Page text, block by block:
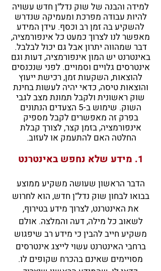
למידה והבנה של שוק נדל"ן חדש עשויה
להיות עבודה מפרכת ומעמיקה שנדרש
להשקיע בה זמן רב וכסף. עידן המידע
מאפשר לנו לצרוך כמעט כל אינפורמציה,
דבר שמהווה יתרון אבל גם יכול לבלבל.
באינטרנט יש המון אינפורמציה, דעות וגם
אינטרסים גלויים וסמויים. לפני שנכנסים
להוצאות, השקעות זמן, רכישת ייעוץ
והוצאות טיסה, כדאי יהיה לעשות בחינת
שוק ראשונית ולקבל תמונת מצב לגבי
השוק. שימוש ב-5 הצעדים הנתונים
בפרק זה מאפשרים לקבל מספיק
אינפורמציה, בזמן קצר, לצורך קבלת
החלטה האם להתעמק או לעזוב.
1. מידע שלא נחפש באינטרנט
הדבר הראשון שעושה משקיע ממוצע
בבואו לבחון שוק נדל"ן חדש, הוא לחרוש
את האינטרנט, לצרוך מידע בטירוף,
לשאוב כל מילה, דעה והמלצה. אולם
משקיע חייב להבין כי מידע רב שיפגוש
ברחבי האינטרנט עשוי לייצג אינטרסים
מסויימים שאינם בהכרח שקופים לו.